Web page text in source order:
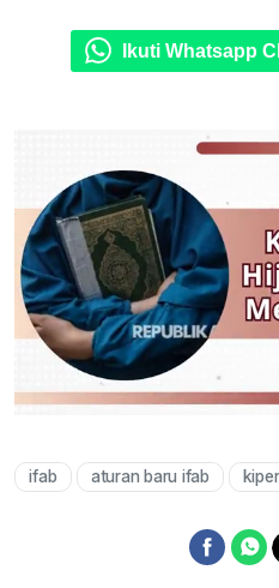
Ikuti Whatsapp
ifab aturan baru ifab